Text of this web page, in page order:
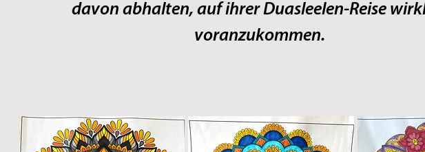
davon abhalten, auf ihrer Duasleelen‑Reise
voranzukommen.